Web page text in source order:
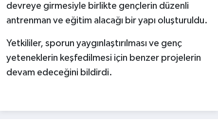
devreye girmesiyle birlikte gençlerin düzenli
antrenman ve eğitim alacağı bir yapı oluşturuldu.
Yetkililer, sporun yaygınlaştırılması ve genç
yeteneklerin keşfedilmesi için benzer projelerin
devam edeceğini bildirdi.